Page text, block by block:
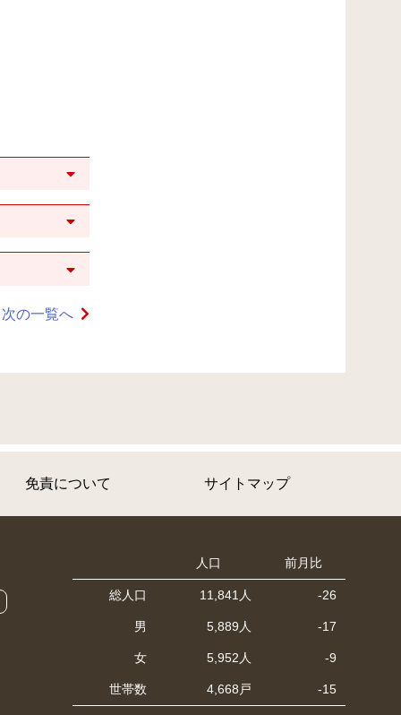
次の一覧へ
免責について サイトマップ
人口 前月比
総人口 11,841人 -26
男 5,889人 -17
女 5,952人 -9
世帯数 4,668戸 -15